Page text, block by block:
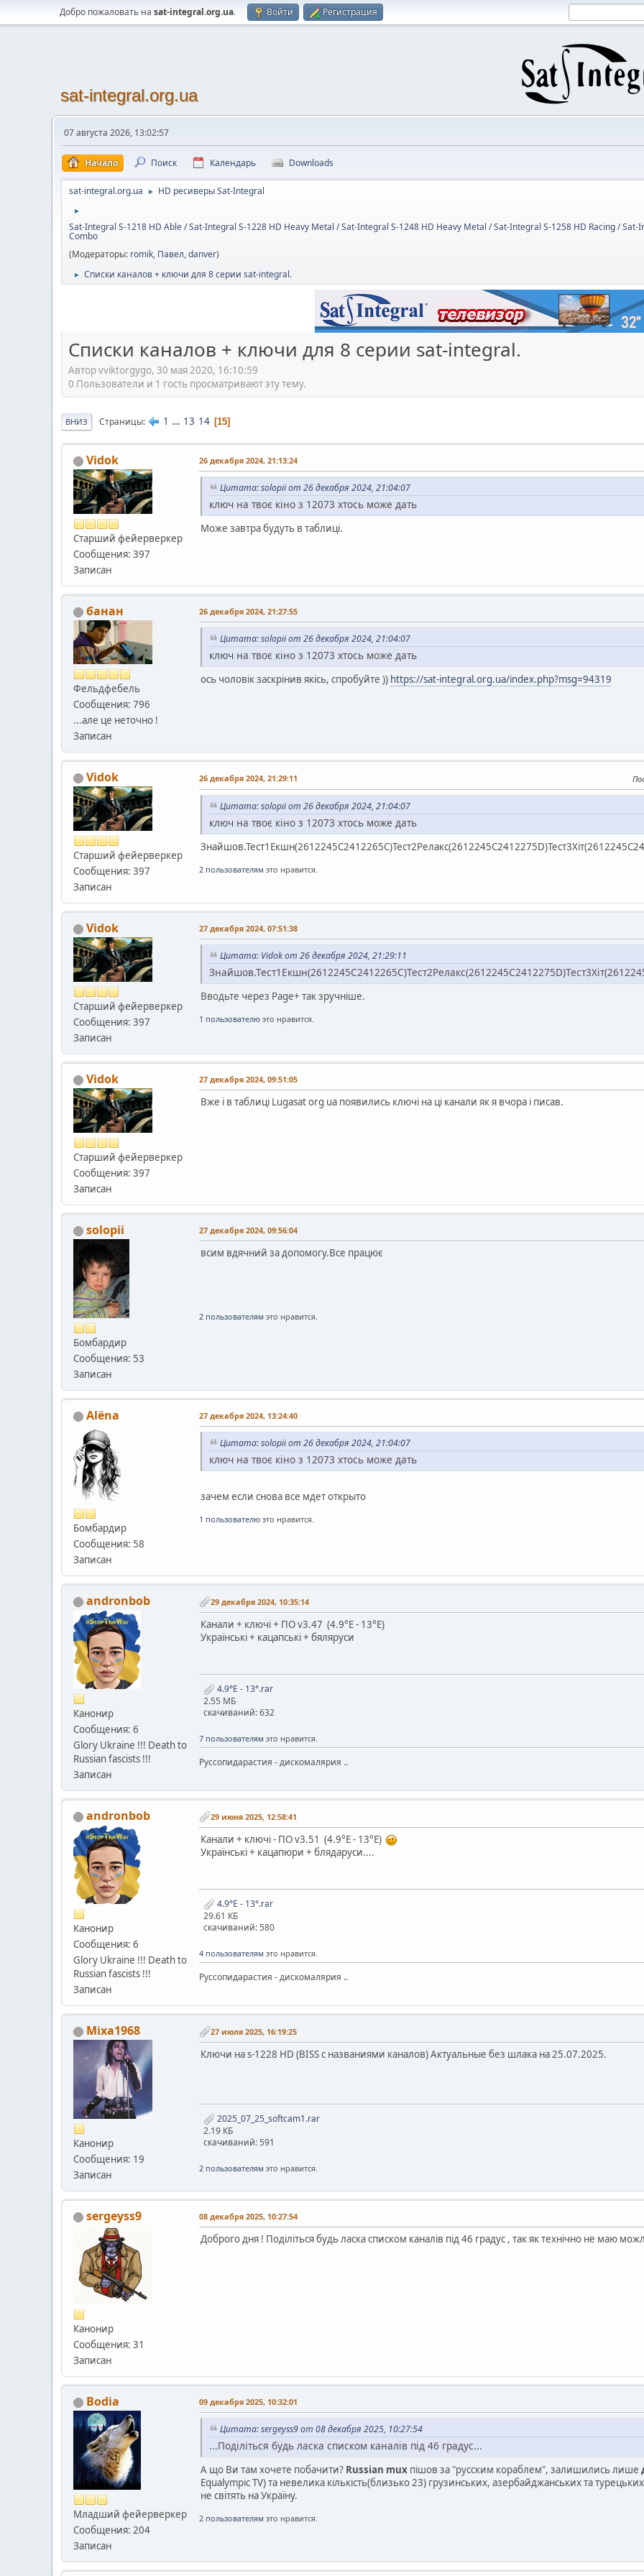
Добро пожаловать на sat-integral.org.ua. Войти Регистрация
sat-integral.org.ua
07 августа 2026, 13:02:57
Начало Поиск Календарь Downloads
sat-integral.org.ua ► HD ресиверы Sat-Integral
►
Sat-Integral S-1218 HD Able / Sat-Integral S-1228 HD Heavy Metal / Sat-Integral S-1248 HD Heavy Metal / Sat-Integral S-1258 HD Racing /
Combo
(Модераторы: romik, Павел,danver)
► Cписки каналов + ключи для 8 серии sat-integral.
Cписки каналов + ключи для 8 серии sat-integral.
Автор vviktorgygo, 30 мая 2020, 16:10:59
0 Пользователи и 1 гость просматривают эту тему.
ВНИЗ Страницы 1 ... 13 14 15
Vidok
Старший фейерверкер
Сообщения: 397
Записан
26 декабря 2024, 21:13:24
Цитата: solopii от 26 декабря 2024, 21:04:07
ключ на твоє кіно з 12073 хтось може дать
Може завтра будуть в таблиці.
банан
Фельдфебель
Сообщения: 796
...але це неточно !
Записан
26 декабря 2024, 21:27:55
Цитата: solopii от 26 декабря 2024, 21:04:07
ключ на твоє кіно з 12073 хтось може дать
ось чоловік заскрінив якісь, спробуйте )) https://sat-integral.org.ua/index.php?msg=94319
Vidok
Старший фейерверкер
Сообщения: 397
Записан
26 декабря 2024, 21:29:11
Цитата: solopii от 26 декабря 2024, 21:04:07
ключ на твоє кіно з 12073 хтось може дать
2 пользователям это нравится.
Vidok
Старший фейерверкер
Сообщения: 397
Записан
27 декабря 2024, 07:51:38
Цитата: Vidok от 26 декабря 2024, 21:29:11
Вводьте через Page+ так зручніше.
1 пользователю это нравится.
Vidok
Старший фейерверкер
Сообщения: 397
Записан
27 декабря 2024, 09:51:05
Вже і в таблиці Lugasat org uа появились ключі на ці канали як я вчора і писав.
solopii
Бомбардир
Сообщения: 53
Записан
27 декабря 2024, 09:56:04
всим вдячний за допомогу.Все працює
2 пользователям это нравится.
Alёna
Бомбардир
Сообщения: 58
Записан
27 декабря 2024, 13:24:40
Цитата: solopii от 26 декабря 2024, 21:04:07
ключ на твоє кіно з 12073 хтось може дать
зачем если снова все мдет открыто
1 пользователю это нравится.
andronbob
Канонир
Сообщения: 6
Glory Ukraine !!! Death to
Russian fascists !!!
Записан
29 декабря 2024, 10:35:14
Канали + ключі + ПО v3.47 (4.9°E - 13°E)
Українські + кацапські + бяляруси
4.9°E - 13°.rar
2.55 МБ
скачиваний: 632
7 пользователям это нравится.
Руссопидарастия - дискомалярия ..
andronbob
Канонир
Сообщения: 6
Glory Ukraine !!! Death to
Russian fascists !!!
Записан
29 июня 2025, 12:58:41
Канали + ключі - ПО v3.51 (4.9°E - 13°E)
Українські + кацапюри + блядаруси....
4.9°E - 13°.rar
29.61 КБ
скачиваний: 580
4 пользователям это нравится.
Руссопидарастия - дискомалярия ..
Mixa1968
Канонир
Сообщения: 19
Записан
27 июля 2025, 16:19:25
Ключи на s-1228 HD (BISS с названиями каналов) Актуальные без шлака на 25.07.2025.
2025_07_25_softcam1.rar
2.19 КБ
скачиваний: 591
2 пользователям это нравится.
sergeyss9
Канонир
Сообщения: 31
Записан
08 декабря 2025, 10:27:54
Доброго дня ! Поділіться будь ласка списком каналів під 46 градус , так як технічно не маю
Bodia
Младший фейерверкер
Сообщения: 204
Записан
09 декабря 2025, 10:32:01
Цитата: sergeyss9 от 08 декабря 2025, 10:27:54
...Поділіться будь ласка списком каналів під 46 градус...
А що Ви там хочете побачити? Russian mux пішов за "русским кораблем", залишились лише
Equalympic TV) та невелика кількість(близько 23) грузинських, азербайджанських та
не світять на Україну.
2 пользователям это нравится.